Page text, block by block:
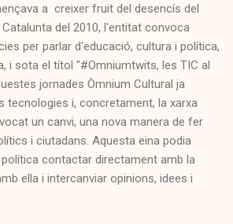
a creixer fruit del desencís del
del 2010, l'entitat convoca
per parlar d'educació, cultura i política,
i sota el títol "#Omniumtwits, les TIC al
jornades Òmnium Cultural ja
tecnologies i, concretament, la xarxa
un canvi, una nova manera de fer
i ciutadans. Aquesta eina podia
contactar directament amb la
ella i intercanviar opinions, idees i